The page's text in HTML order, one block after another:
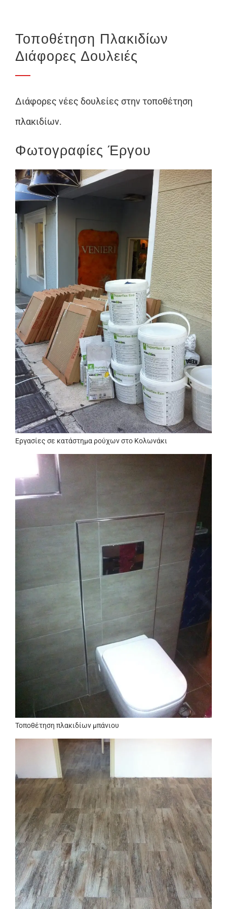
Τοποθέτηση Πλακιδίων
Διάφορες Δουλειές
Διάφορες νέες δουλείες στην τοποθέτηση
πλακιδίων.
Φωτογραφίες Έργου
Εργασίες σε κατάστημα ρούχων στο Κολωνάκι
Τοποθέτηση πλακιδίων μπάνιου